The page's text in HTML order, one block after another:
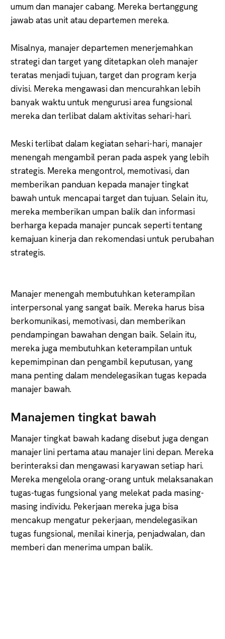
umum dan manajer cabang. Mereka bertanggung
jawab atas unit atau departemen mereka.
Misalnya, manajer departemen menerjemahkan
strategi dan target yang ditetapkan oleh manajer
teratas menjadi tujuan, target dan program kerja
divisi. Mereka mengawasi dan mencurahkan lebih
banyak waktu untuk mengurusi area fungsional
mereka dan terlibat dalam aktivitas sehari-hari.
Meski terlibat dalam kegiatan sehari-hari, manajer
menengah mengambil peran pada aspek yang lebih
strategis. Mereka mengontrol, memotivasi, dan
memberikan panduan kepada manajer tingkat
bawah untuk mencapai target dan tujuan. Selain itu,
mereka memberikan umpan balik dan informasi
berharga kepada manajer puncak seperti tentang
kemajuan kinerja dan rekomendasi untuk perubahan
strategis.
Manajer menengah membutuhkan keterampilan
interpersonal yang sangat baik. Mereka harus bisa
berkomunikasi, memotivasi, dan memberikan
pendampingan bawahan dengan baik. Selain itu,
mereka juga membutuhkan keterampilan untuk
kepemimpinan dan pengambil keputusan, yang
mana penting dalam mendelegasikan tugas kepada
manajer bawah.
Manajemen tingkat bawah
Manajer tingkat bawah kadang disebut juga dengan
manajer lini pertama atau manajer lini depan. Mereka
berinteraksi dan mengawasi karyawan setiap hari.
Mereka mengelola orang-orang untuk melaksanakan
tugas-tugas fungsional yang melekat pada masing-
masing individu. Pekerjaan mereka juga bisa
mencakup mengatur pekerjaan, mendelegasikan
tugas fungsional, menilai kinerja, penjadwalan, dan
memberi dan menerima umpan balik.